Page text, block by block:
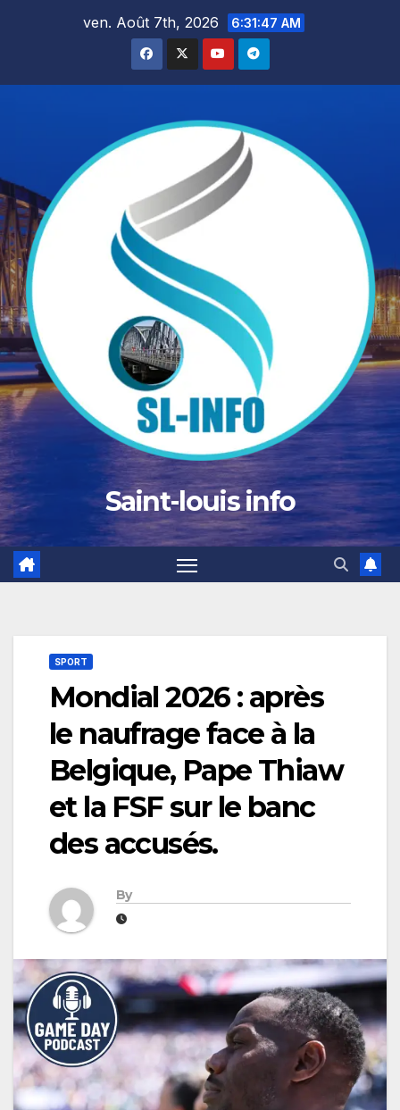
ven. Août 7th, 2026 6:31:49 AM
Saint-louis info
SPORT
Mondial 2026 : après
le naufrage face à la
Belgique, Pape Thiaw
et la FSF sur le banc
des accusés.
By